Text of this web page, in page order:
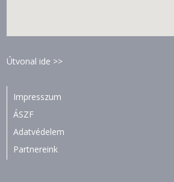
Útvonal ide >>
Impresszum
ÁSZF
Adatvédelem
Partnereink